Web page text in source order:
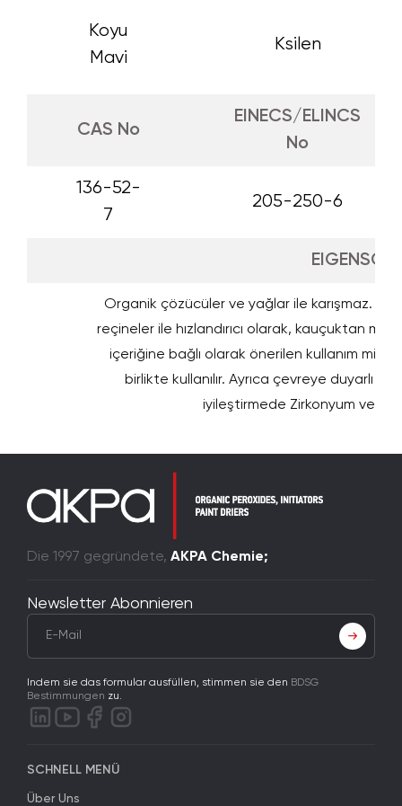
Koyu
Mavi
Ksilen
CAS No
EINECS/ELINCS
No
136-52-
7
205-250-6
Organik çözücüler ve yağlar ile karışmaz.
reçineler ile hızlandırıcı olarak, kauçuktan
içeriğine bağlı olarak önerilen kullanım
birlikte kullanılır. Ayrıca çevreye duyarlı
iyileştirmede Zirkonyum ve
Die 1997 gegründete, AKPA Chemie;
Newsletter Abonnieren
Indem sie das formular ausfüllen, stimmen sie den BDSG
Bestimmungen zu.
SCHNELL MENÜ
Über Uns